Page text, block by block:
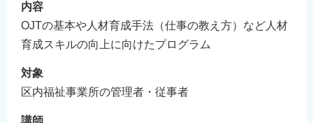
内容
OJTの基本や人材育成手法（仕事の教え方）など人材
育成スキルの向上に向けたプログラム
対象
区内福祉事業所の管理者・従事者
講師